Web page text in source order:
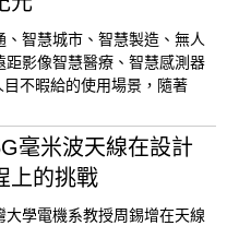
、智慧城市、智慧製造、無人
距影像智慧醫療、智慧感測器
不暇給的使用場景，隨著
毫米波天線在設計
上的挑戰
大學電機系教授周錫增在天線